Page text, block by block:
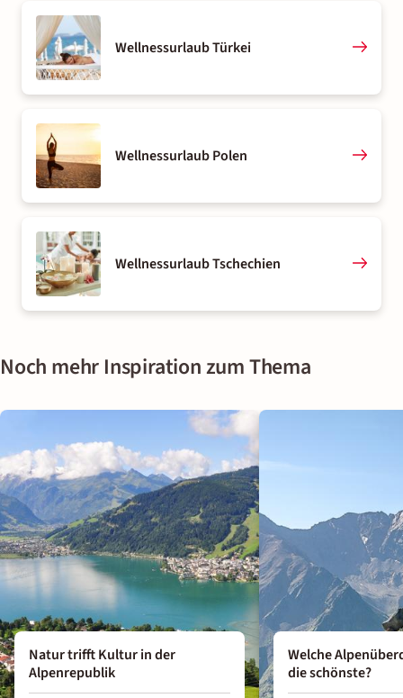
Wellnessurlaub Türkei
Wellnessurlaub Polen
Wellnessurlaub Tschechien
Noch mehr Inspiration zum Thema
Natur trifft Kultur in der
Alpenrepublik
Welche
die schönste?